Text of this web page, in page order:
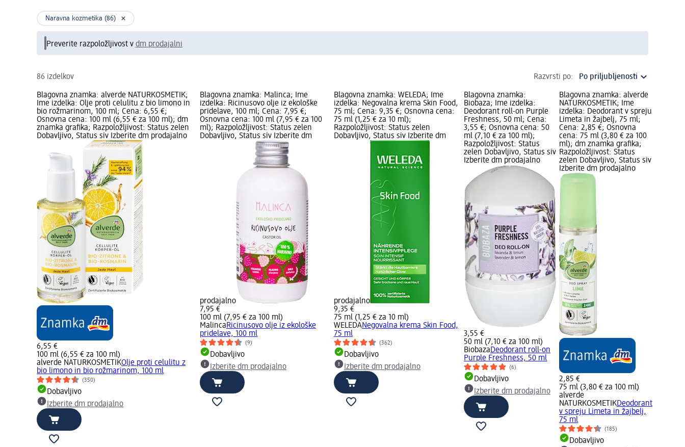
Naravna kozmetika (86)
Preverite razpoložljivost v dm prodajalni
86 izdelkov Razvrsti po:
Blagovna znamka: alverde NATURKOSMETIK;
Ime izdelka: Olje proti celulitu z bio limono in
bio rožmarinom, 100 ml; Cena: 6,55 €;
Osnovna cena: 100 ml (6,55 € za 100 ml); dm
znamka grafika; Razpoložljivost: Status zelen
Dobavljivo, Status siv Izberite dm prodajalno
6,55 €
100 ml (6,55 € za 100 ml)
alverde NATURKOSMETIKOlje proti celulitu z
bio limono in bio rožmarinom, 100 ml
(350)
Dobavljivo
Izberite dm prodajalno
Blagovna znamka: Malinca; Ime
izdelka: Ricinusovo olje iz ekološke
pridelave, 100 ml; Cena: 7,95 €;
Osnovna cena: 100 ml (7,95 € za 100
ml); Razpoložljivost: Status zelen
Dobavljivo, Status siv Izberite dm
prodajalno
7,95 €
100 ml (7,95 € za 100 ml)
MalincaRicinusovo olje iz ekološke
pridelave, 100 ml
(9)
Dobavljivo
Izberite dm prodajalno
Blagovna znamka: WELEDA; Ime
izdelka: Negovalna krema Skin Food,
75 ml; Cena: 9,35 €; Osnovna cena:
75 ml (1,25 € za 10 ml);
Razpoložljivost: Status zelen
Dobavljivo, Status siv Izberite dm
prodajalno
9,35 €
75 ml (1,25 € za 10 ml)
WELEDANegovalna krema Skin Food,
75 ml
(362)
Dobavljivo
Izberite dm prodajalno
Blagovna znamka:
Biobaza; Ime izdelka:
Deodorant roll-on Purple
Freshness, 50 ml; Cena:
3,55 €; Osnovna cena: 50
ml (7,10 € za 100 ml);
Razpoložljivost: Status
zelen Dobavljivo, Status siv
Izberite dm prodajalno
3,55 €
50 ml (7,10 € za 100 ml)
BiobazaDeodorant roll-on
Purple Freshness, 50 ml
(6)
Dobavljivo
Izberite dm prodajalno
Blagovna znamka: alverde
NATURKOSMETIK; Ime
izdelka: Deodorant v spreju
Limeta in žajbelj, 75 ml;
Cena: 2,85 €; Osnovna
cena: 75 ml (3,80 € za 100
ml); dm znamka grafika;
Razpoložljivost: Status
zelen Dobavljivo, Status siv
Izberite dm prodajalno
2,85 €
75 ml (3,80 € za 100 ml)
alverde
NATURKOSMETIKDeodorant
v spreju Limeta in žajbelj,
75 ml
(185)
Dobavljivo